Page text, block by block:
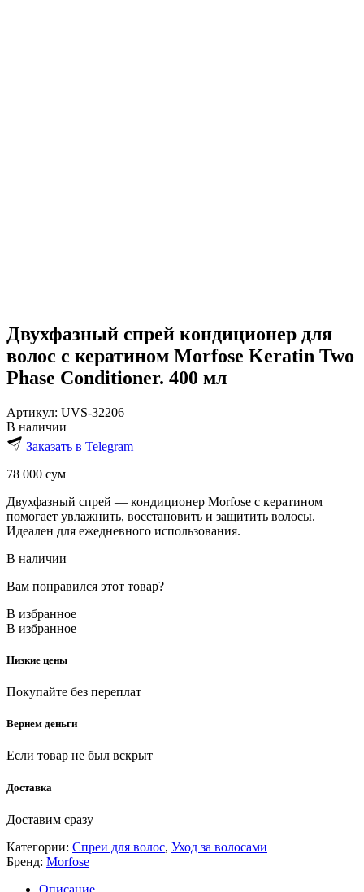
Двухфазный спрей кондиционер для
волос с кератином Morfose Keratin Two
Phase Conditioner. 400 мл
Артикул: UVS-32206
В наличии
Заказать в Telegram
78 000 сум
Двухфазный спрей — кондиционер Morfose с кератином
помогает увлажнить, восстановить и защитить волосы.
Идеален для ежедневного использования.
В наличии
Вам понравился этот товар?
В избранное
В избранное
Низкие цены
Покупайте без переплат
Вернем деньги
Если товар не был вскрыт
Доставка
Доставим сразу
Категории: Спреи для волос, Уход за волосами
Бренд: Morfose
Описание